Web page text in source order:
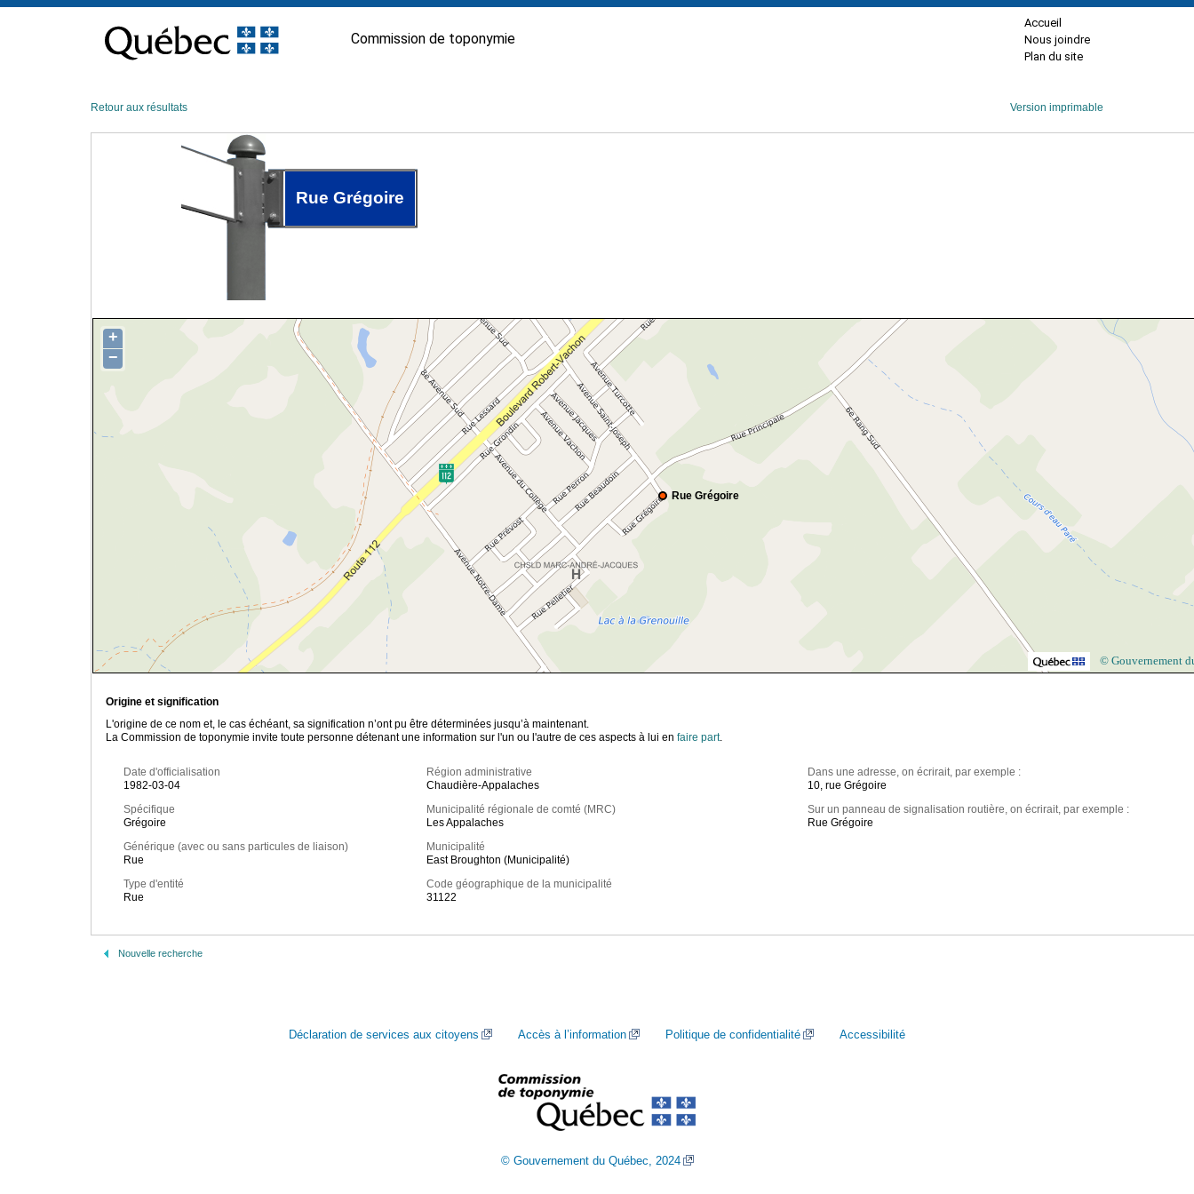
contenu
Commission de toponymie
Accueil
Nous joindre
Plan du site
Retour aux résultats Version imprimable
Rue Grégoire
Rue Grégoire
+
−
© Gouvernement
Origine et signification
L'origine de ce nom et, le cas échéant, sa signification n’ont pu être déterminées jusqu’à maintenant.
La Commission de toponymie invite toute personne détenant une information sur l'un ou l'autre de ces aspects à lui en faire part.
Date d'officialisation
1982-03-04
Spécifique
Grégoire
Générique (avec ou sans particules de liaison)
Rue
Type d'entité
Rue
Région administrative
Chaudière-Appalaches
Municipalité régionale de comté (MRC)
Les Appalaches
Municipalité
East Broughton (Municipalité)
Code géographique de la municipalité
31122
Dans une adresse, on écrirait, par exemple :
10, rue Grégoire
Sur un panneau de signalisation routière, on écrirait, par exemple :
Rue Grégoire
Nouvelle recherche
Déclaration de services aux citoyens Accès à l’information Politique de confidentialité Accessibilité
© Gouvernement du Québec, 2024